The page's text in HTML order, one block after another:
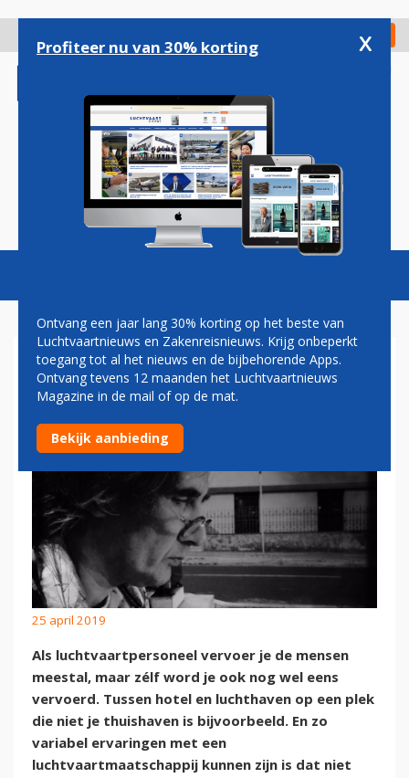
gaan
Check in
Magazine Podcasts Vacatures
PAUL MELKERT: GAS
25 april 2019
Als luchtvaartpersoneel vervoer je de mensen
meestal, maar zélf word je ook nog wel eens
vervoerd. Tussen hotel en luchthaven op een plek
die niet je thuishaven is bijvoorbeeld. En zo
variabel ervaringen met een
luchtvaartmaatschappij kunnen zijn is dat niet
Profiteer nu van 30% korting x
Ontvang een jaar lang 30% korting op het beste van
Luchtvaartnieuws en Zakenreisnieuws. Krijg onbeperkt
toegang tot al het nieuws en de bijbehorende Apps.
Ontvang tevens 12 maanden het Luchtvaartnieuws
Magazine in de mail of op de mat.
Bekijk aanbieding